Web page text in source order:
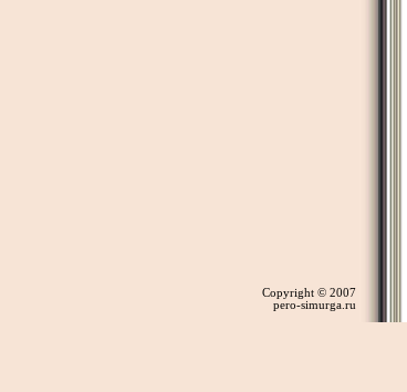
Copyright © 2007
pero-simurga.ru